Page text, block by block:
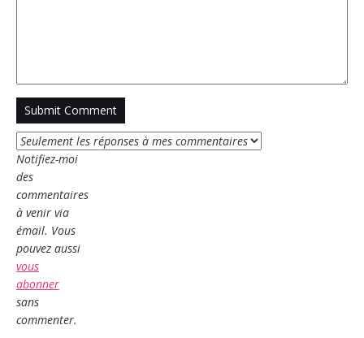
Notifiez-moi
des
commentaires
à venir via
émail. Vous
pouvez aussi
vous
abonner
sans
commenter.